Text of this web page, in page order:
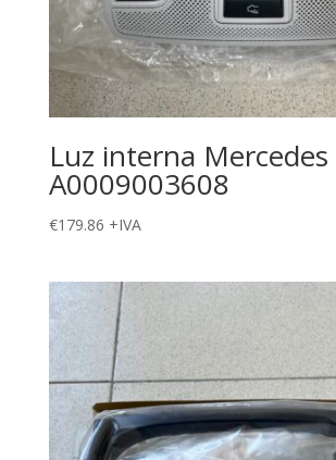
Luz interna Mercedes
A0009003608
€179.86 +IVA